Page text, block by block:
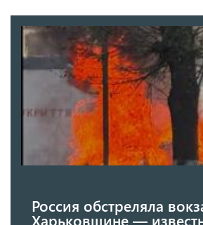
Россия обстреляла
Харьковщине —